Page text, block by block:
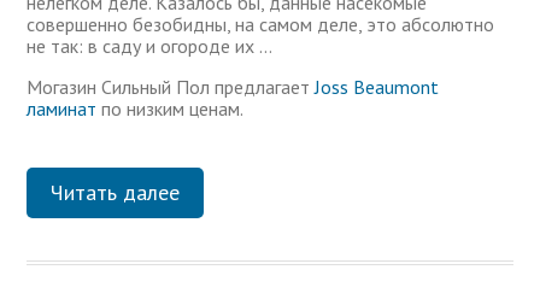
совершенно безобидны, на самом деле, это абсолютно
не так: в саду и огороде их …
Могазин Сильный Пол предлагаетJoss Beaumont
ламинат по низким ценам.
Читать далее